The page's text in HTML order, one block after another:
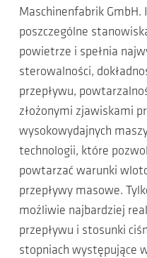
Maschinenfabrik
poszczególne
powietrze i spełnia
sterowalności,
przepływu,
złożonymi zjawiskami
wysokowydajnych
technologii, które
powtarzać warunki
przepływy masowe.
możliwie najbardziej
przepływu i stosunki
stopniach występujące